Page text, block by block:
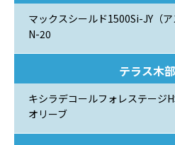
マックスシールド1500Si-JY（ア
N-20
テラス木
キシラデコールフォレステージ
オリーブ